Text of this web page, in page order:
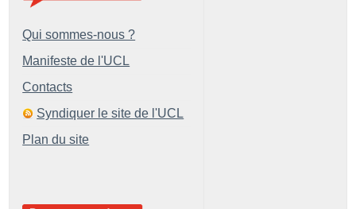
Qui sommes-nous ?
Manifeste de l'UCL
Contacts
Syndiquer le site de l'UCL
Plan du site